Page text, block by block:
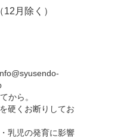
月除く）
から。
硬くお断りしてお
乳児の発育に影響